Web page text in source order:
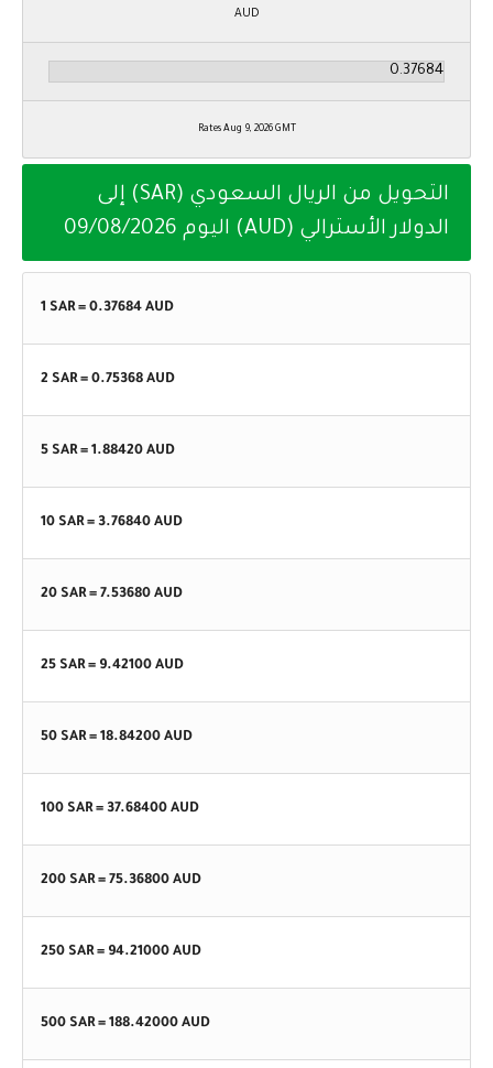
AUD
Rates Aug 9, 2026 GMT
التحويل من الريال السعودي (SAR) إلى
الدولار الأسترالي (AUD) اليوم
09/08/2026
1 SAR = 0.37684 AUD
2 SAR = 0.75368 AUD
5 SAR = 1.88420 AUD
10 SAR = 3.76840 AUD
20 SAR = 7.53680 AUD
25 SAR = 9.42100 AUD
50 SAR = 18.84200 AUD
100 SAR = 37.68400 AUD
200 SAR = 75.36800 AUD
250 SAR = 94.21000 AUD
500 SAR = 188.42000 AUD